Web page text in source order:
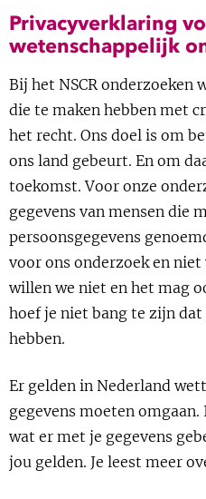
Over NSCR
Contact
Uitgelicht
Cursus
BLOG
Podcast
Privacyverklaring
wetenschappelijk
Bij het NSCR onderzoeken
die te maken hebben met
het recht. Ons doel is om
ons land gebeurt. En om
toekomst. Voor onze
gegevens van mensen die
persoonsgegevens
voor ons onderzoek en
willen we niet en het mag
hoef je niet bang te zijn dat
hebben.
Er gelden in Nederland
gegevens moeten
wat er met je gegevens
jou gelden. Je leest meer